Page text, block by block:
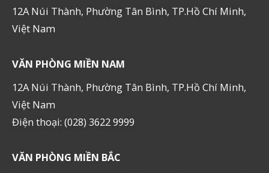
12A Núi Thành, Phường Tân Bình, TP.Hồ Chí Minh,
Việt Nam
VĂN PHÒNG MIỀN NAM
12A Núi Thành, Phường Tân Bình, TP.Hồ Chí Minh,
Việt Nam
Điện thoại: (028) 3622 9999
VĂN PHÒNG MIỀN BẮC